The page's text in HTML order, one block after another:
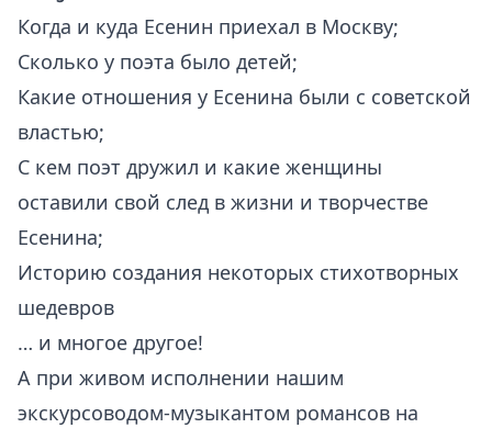
Когда и куда Есенин приехал в Москву;
Сколько у поэта было детей;
Какие отношения у Есенина были с советской
властью;
С кем поэт дружил и какие женщины
оставили свой след в жизни и творчестве
Есенина;
Историю создания некоторых стихотворных
шедевров
… и многое другое!
А при живом исполнении нашим
экскурсоводом-музыкантом романсов на